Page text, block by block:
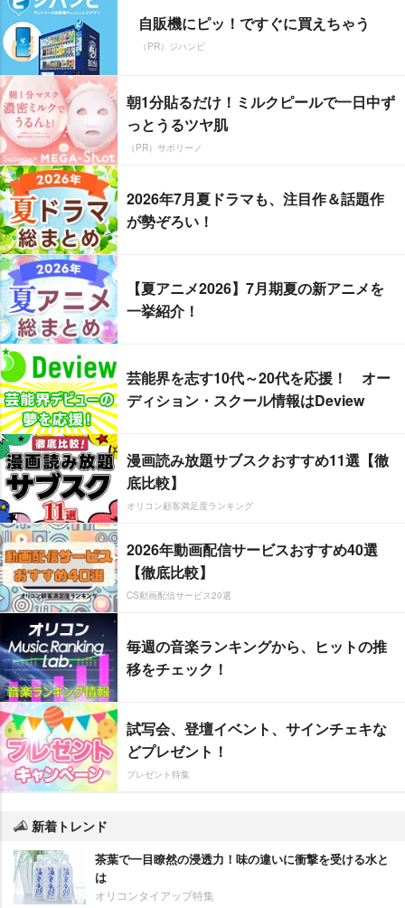
自販機にピッ！ですぐに買えちゃう
（PR）ジハンピ
朝1分貼るだけ！ミルクピールで一日中ず
っとうるツヤ肌
（PR）サボリーノ
2026年7月夏ドラマも、注目作＆話題作
が勢ぞろい！
【夏アニメ2026】7月期夏の新アニメを
一挙紹介！
芸能界を志す10代～20代を応援！ オー
ディション・スクール情報はDeview
漫画読み放題サブスクおすすめ11選【徹
底比較】
オリコン顧客満足度ランキング
2026年動画配信サービスおすすめ40選
【徹底比較】
CS動画配信サービス20選
毎週の音楽ランキングから、ヒットの推
移をチェック！
試写会、登壇イベント、サインチェキな
どプレゼント！
プレゼント特集
新着トレンド
茶葉で一目瞭然の浸透力！味の違いに衝撃を受ける水と
は
オリコンタイアップ特集